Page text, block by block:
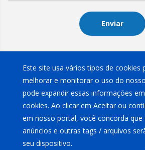
Este site usa vários tipos de cookies
melhorar e monitorar o uso do
pode expandir essas informações
cookies. Ao clicar em Aceitar ou
em nosso portal, você concorda que
anúncios e outras tags / arquivos
seu dispositivo.
Enviar
Rivitex Com. Imp. e Exp. Ltda2026 .